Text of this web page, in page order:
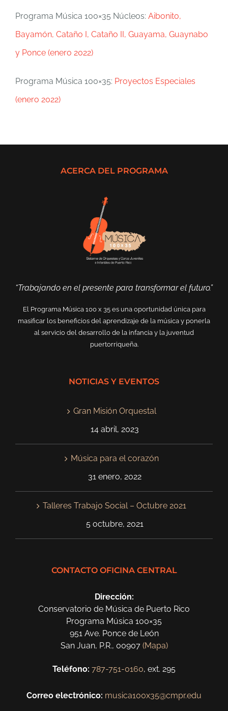
Programa Música 100×35 Núcleos: Aibonito,
Bayamón, Cataño I, Cataño II, Guayama, Guaynabo
y Ponce (enero 2022)
Programa Música 100×35: Proyectos Especiales
(enero 2022)
ACERCA DEL PROGRAMA
“Trabajando en el presente para transformar el futuro.”
El Programa Música 100 x 35 es una oportunidad única para
masificar los beneficios del aprendizaje de la música y ponerla
al servicio del desarrollo de la infancia y la juventud
puertorriqueña.
NOTICIAS Y EVENTOS
Gran Misión Orquestal
14 abril, 2023
Música para el corazón
31 enero, 2022
Talleres Trabajo Social – Octubre 2021
5 octubre, 2021
CONTACTO OFICINA CENTRAL
Dirección:
Conservatorio de Música de Puerto Rico
Programa Música 100×35
951 Ave. Ponce de León
San Juan, P.R., 00907 (Mapa)
Teléfono: 787-751-0160, ext. 295
Correo electrónico: musica100x35@cmpr.edu